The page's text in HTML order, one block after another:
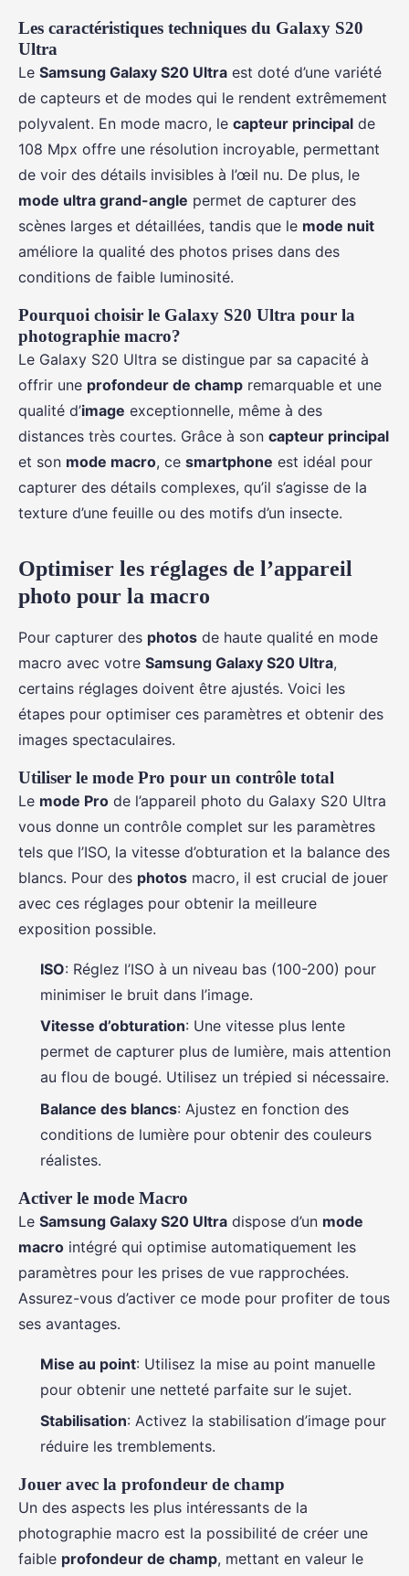
Les caractéristiques techniques du Galaxy S20
Ultra
Le Samsung Galaxy S20 Ultra est doté d’une variété
de capteurs et de modes qui le rendent extrêmement
polyvalent. En mode macro, le capteur principal de
108 Mpx offre une résolution incroyable, permettant
de voir des détails invisibles à l’œil nu. De plus, le
mode ultra grand-angle permet de capturer des
scènes larges et détaillées, tandis que le mode nuit
améliore la qualité des photos prises dans des
conditions de faible luminosité.
Pourquoi choisir le Galaxy S20 Ultra pour la
photographie macro?
Le Galaxy S20 Ultra se distingue par sa capacité à
offrir une profondeur de champ remarquable et une
qualité d’image exceptionnelle, même à des
distances très courtes. Grâce à son capteur principal
et son mode macro, ce smartphone est idéal pour
capturer des détails complexes, qu’il s’agisse de la
texture d’une feuille ou des motifs d’un insecte.
Optimiser les réglages de l’appareil
photo pour la macro
Pour capturer des photos de haute qualité en mode
macro avec votre Samsung Galaxy S20 Ultra,
certains réglages doivent être ajustés. Voici les
étapes pour optimiser ces paramètres et obtenir des
images spectaculaires.
Utiliser le mode Pro pour un contrôle total
Le mode Pro de l’appareil photo du Galaxy S20 Ultra
vous donne un contrôle complet sur les paramètres
tels que l’ISO, la vitesse d’obturation et la balance des
blancs. Pour des photos macro, il est crucial de jouer
avec ces réglages pour obtenir la meilleure
exposition possible.
ISO: Réglez l’ISO à un niveau bas (100-200) pour
minimiser le bruit dans l’image.
Vitesse d’obturation: Une vitesse plus lente
permet de capturer plus de lumière, mais attention
au flou de bougé. Utilisez un trépied si nécessaire.
Balance des blancs: Ajustez en fonction des
conditions de lumière pour obtenir des couleurs
réalistes.
Activer le mode Macro
Le Samsung Galaxy S20 Ultra dispose d’un mode
macro intégré qui optimise automatiquement les
paramètres pour les prises de vue rapprochées.
Assurez-vous d’activer ce mode pour profiter de tous
ses avantages.
Mise au point: Utilisez la mise au point manuelle
pour obtenir une netteté parfaite sur le sujet.
Stabilisation: Activez la stabilisation d’image pour
réduire les tremblements.
Jouer avec la profondeur de champ
Un des aspects les plus intéressants de la
photographie macro est la possibilité de créer une
faible profondeur de champ, mettant en valeur le